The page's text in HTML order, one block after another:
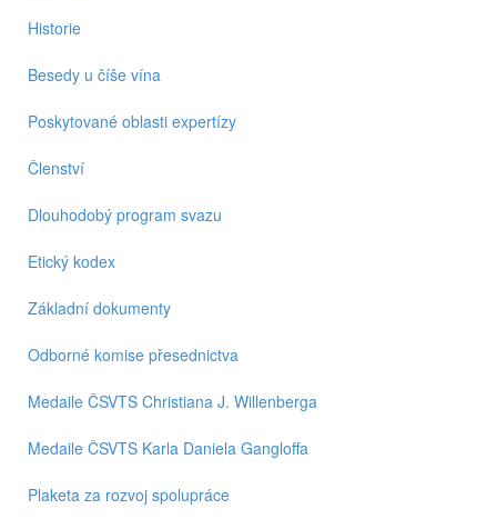
Historie
Besedy u číše vína
Poskytované oblasti expertízy
Členství
Dlouhodobý program svazu
Etický kodex
Základní dokumenty
Odborné komise přesednictva
Medaile ČSVTS Christiana J. Willenberga
Medaile ČSVTS Karla Daniela Gangloffa
Plaketa za rozvoj spolupráce